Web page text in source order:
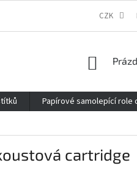
REKLAMACE
CZK
Papírové samolepící role
cartridge